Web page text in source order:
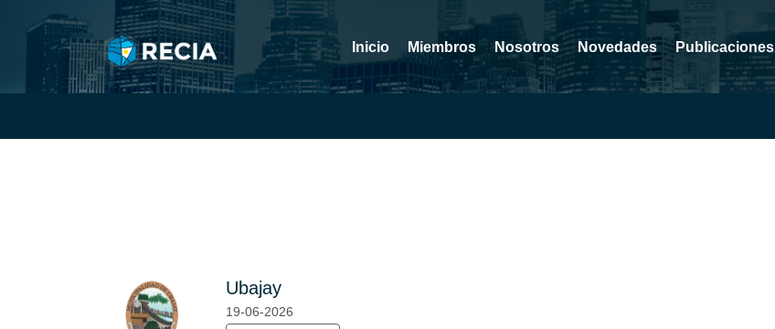
Inicio Miembros Nosotros Novedades Publicaciones
Ubajay
19-06-2026